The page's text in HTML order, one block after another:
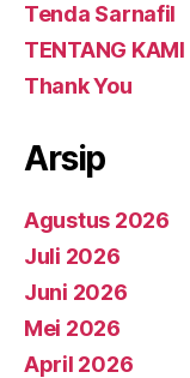
Tenda Sarnafil
TENTANG KAMI
Thank You
Arsip
Agustus 2026
Juli 2026
Juni 2026
Mei 2026
April 2026